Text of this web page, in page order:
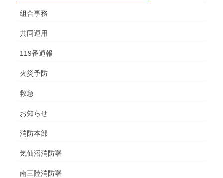
組合事務
共同運用
119番通報
火災予防
救急
お知らせ
消防本部
気仙沼消防署
南三陸消防署